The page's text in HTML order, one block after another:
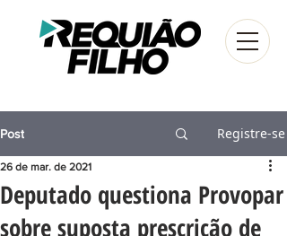
Post Registre-se
Deputado questiona Provopar
sobre suposta prescrição de
26 de mar. de 2021